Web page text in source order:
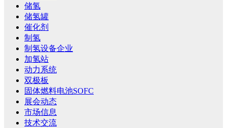
储氢
储氢罐
催化剂
制氢
制氢设备企业
加氢站
动力系统
双极板
固体燃料电池SOFC
展会动态
市场信息
技术交流